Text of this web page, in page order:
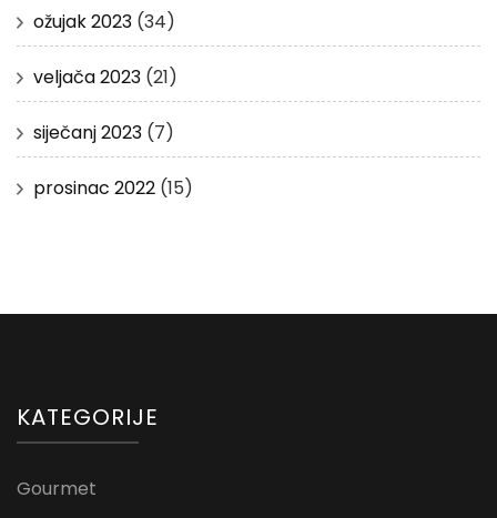
ožujak 2023 (34)
veljača 2023 (21)
siječanj 2023 (7)
prosinac 2022 (15)
KATEGORIJE
Gourmet